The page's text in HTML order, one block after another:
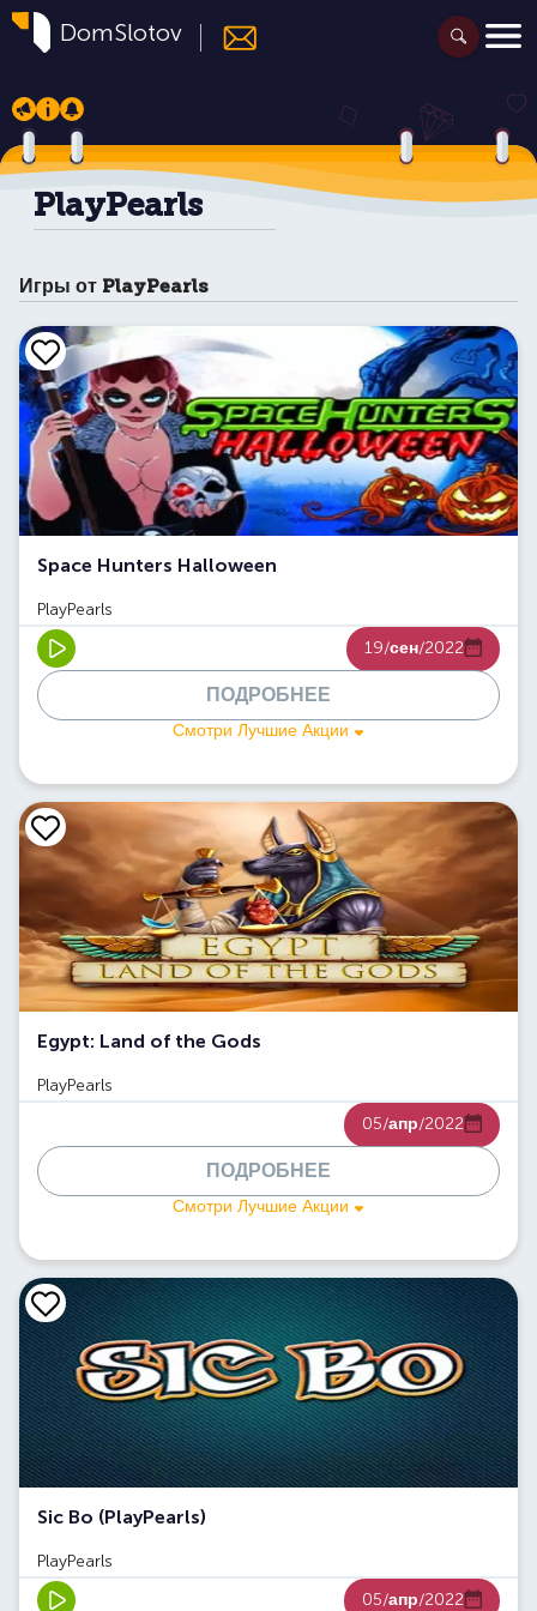
DomSlotov
PlayPearls
Игры от PlayPearls
Space Hunters Halloween
PlayPearls
19/сен/2022
ПОДРОБНЕЕ
Смотри Лучшие Акции
Egypt: Land of the Gods
PlayPearls
05/апр/2022
ПОДРОБНЕЕ
Смотри Лучшие Акции
Sic Bo (PlayPearls)
PlayPearls
05/апр/2022